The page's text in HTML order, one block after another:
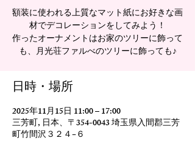
額装に使われる上質なマット紙にお好きな画
材でデコレーションをしてみよう！
作ったオーナメントはお家のツリーに飾って
も、月光荘ファルべのツリーに飾っても♪
日時・場所
2025年11月15日 11:00 – 17:00
三芳町, 日本、〒354-0043 埼玉県入間郡三芳
町竹間沢３２４−６